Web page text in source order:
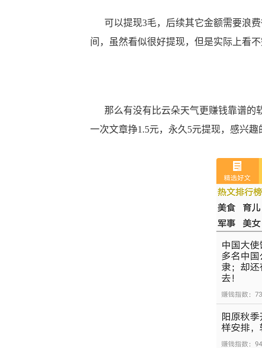
可以提现3毛，后续其它金额需要浪费
间，虽然看似很好提现，但是实际上看
那么有没有比云朵天气更赚钱靠谱的
一次文章挣1.5元，永久5元提现，感兴趣